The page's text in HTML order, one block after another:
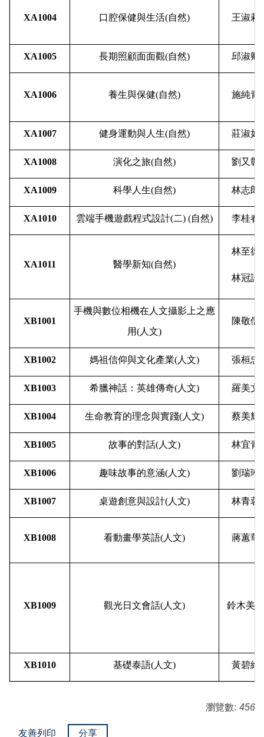
XA1004 口腔保健與生活(自然) 王淑莉
XA1005 長期照顧面面觀(自然) 邱淑卿
XA1006 養生與保健(自然) 施純青
XA1007 健身運動與人生(自然) 莊淑如
XA1008 演化之旅(自然) 劉又彰
XA1009 科學人生(自然) 林志郎
XA1010 雲端手機遊戲程式設計(二) (自然) 李桂春
XA1011 醫學新知(自然)
林至德
林冠語
XB1001
手機與數位相機在人文攝影上之應
用(人文)
陳敬儒
XB1002 媽祖信仰與文化產業(人文) 張桓忠
XB1003 希臘神話：英雄傳奇(人文) 羅美文
XB1004 生命教育的理念與實踐(人文) 蔡美輝
XB1005 故事的對話(人文) 林宜青
XB1006 趣味故事的意涵(人文) 劉瑞琳
XB1007 桌遊創意與設計(人文) 林青蓉
XB1008 看動畫學英語(人文) 蔣蕙華
XB1009 觀光日文會話(人文) 鈴木美穗
XB1010 基礎泰語(人文) 黃碧維
瀏覽數: 456
友善列印 分享